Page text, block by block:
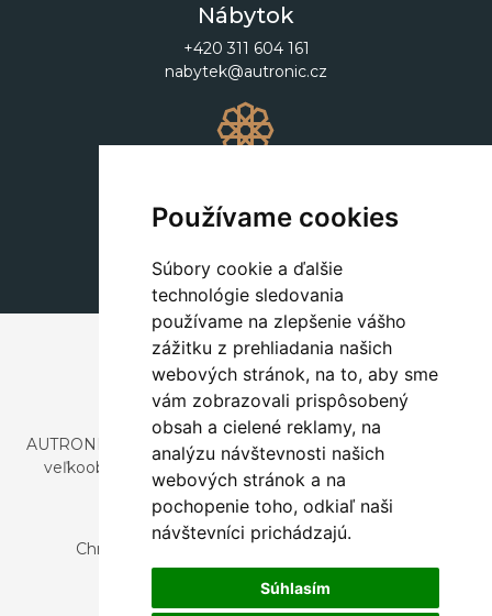
Používame cookies
Súbory cookie a ďalšie
technológie sledovania
používame na zlepšenie vášho
zážitku z prehliadania našich
webových stránok, na to, aby sme
vám zobrazovali prispôsobený
obsah a cielené reklamy, na
analýzu návštevnosti našich
webových stránok a na
pochopenie toho, odkiaľ naši
návštevníci prichádzajú.
Súhlasím
Nábytok
+420 311 604 161
nabytek@autronic.cz
+420 311 604 182
dekorace@autronic.cz
AUTRONIC, s.r.o. je spoločnosť zaoberajúca sa dovozom a
veľkoobchodným predajom dizajnového aj štýlového
nábytku a dekorácií.
Česká republika
Chrustenice 270, 267 12 Loděnice u Berouna
Slovensko
Nová 366, 032 02 Závažná Poruba